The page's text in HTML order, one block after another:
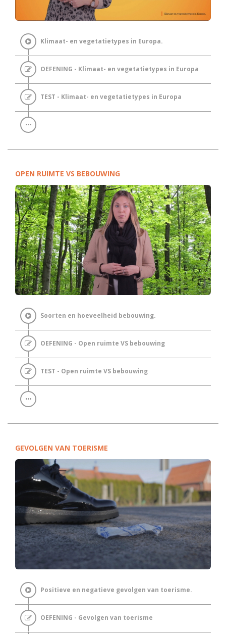
Klimaat- en vegetatietypes in Europa.
OEFENING - Klimaat- en vegetatietypes in Europa
TEST - Klimaat- en vegetatietypes in Europa
OPEN RUIMTE VS BEBOUWING
Soorten en hoeveelheid bebouwing.
OEFENING - Open ruimte VS bebouwing
TEST - Open ruimte VS bebouwing
GEVOLGEN VAN TOERISME
Positieve en negatieve gevolgen van toerisme.
OEFENING - Gevolgen van toerisme